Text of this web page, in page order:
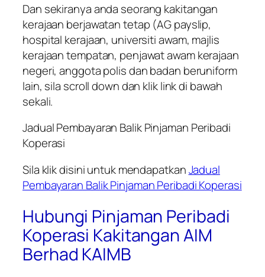
Dan sekiranya anda seorang kakitangan
kerajaan berjawatan tetap (AG payslip,
hospital kerajaan, universiti awam, majlis
kerajaan tempatan, penjawat awam kerajaan
negeri, anggota polis dan badan beruniform
lain, sila scroll down dan klik link di bawah
sekali.
Jadual Pembayaran Balik Pinjaman Peribadi
Koperasi
Sila klik disini untuk mendapatkanJadual
Pembayaran Balik Pinjaman Peribadi Koperasi
Hubungi Pinjaman Peribadi
Koperasi Kakitangan AIM
Berhad KAIMB